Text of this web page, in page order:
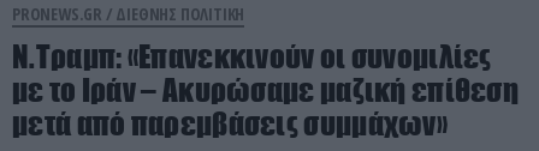
PRONEWS.GR / ΔΙΕΘΝΗΣ ΠΟΛΙΤΙΚΗ
Ν.Τραμπ: «Επανεκκινούν οι συνομιλίες
με το Ιράν – Ακυρώσαμε μαζική επίθεση
μετά από παρεμβάσεις συμμάχων»